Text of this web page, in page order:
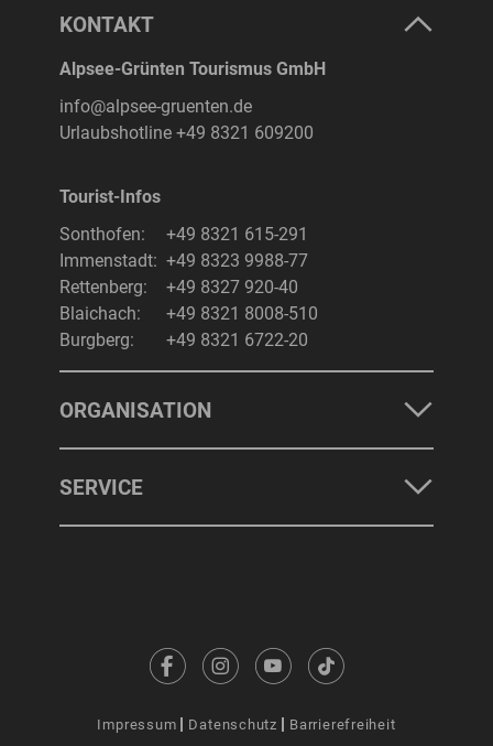
KONTAKT
Alpsee-Grünten Tourismus GmbH
info@alpsee-gruenten.de
Urlaubshotline +49 8321 609200
Tourist-Infos
Sonthofen:
+49 8321 615-291
Immenstadt: +49 8323 9988-77
Rettenberg:
+49 8327 920-40
Blaichach:
+49 8321 8008-510
Burgberg:
+49 8321 6722-20
ORGANISATION
SERVICE
Impressum Datenschutz Barrierefreiheit